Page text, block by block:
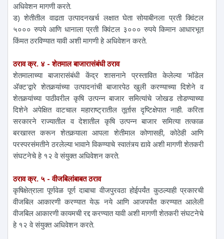
अधिवेशन मागणी करते.
ड) शेतीतील वाढता उत्पादनखर्च लक्षात घेता सोयाबीनला प्रती क्विंटल
५००० रुपये आणि धानाला प्रती क्विंटल ३००० रुपये किमान आधारभूत
किंमत ठरविण्यात यावी अशी मागणी हे अधिवेशन करते.
ठराव क्र. ४ - शेतमाल बाजारासंबंधी ठराव
शेतमालाच्या बाजारासंबंधी केंद्र शासनाने प्रस्तावित केलेल्या 'मॉडेल
अ‍ॅक्ट'द्वारे शेतकर्‍यांच्या उत्पादनांची बाजारपेठ खुली करण्याच्या दिशेने व
शेतकर्‍यांच्या पाठीवरील कृषि उत्पन्न बाजार समित्यांचे जोखड तोडण्याच्या
दिशेने अपेक्षित वाटचाल महाराष्ट्रातील तूर्तास दृष्टिक्षेपात नाही. करिता
सरकारने राज्यातील व देशातील कृषि उत्पन्न बाजार समित्या तत्काळ
बरखास्त करून शेतकर्‍याला आपला शेतीमाल कोणासही, कोठेही आणि
परस्परसंमतीने ठरलेल्या भावाने विकण्याचे स्वातंत्र्य द्यावे अशी मागणी शेतकरी
संघटनेचे हे १२ वे संयुक्त अधिवेशन करते.
ठराव क्र. ५ - वीजबिलांबाबत ठराव
कृषिक्षेत्राला पूर्णवेळ पूर्ण दाबाचा वीजपुरवठा होईपर्यंत कुठल्याही प्रकारची
वीजबिल आकारणी करण्यात येऊ नये आणि आजपर्यंत करण्यात आलेली
वीजबिल आकारणी कायमची रद्द करण्यात यावी अशी मागणी शेतकरी संघटनेचे
हे १२ वे संयुक्त अधिवेशन करते.